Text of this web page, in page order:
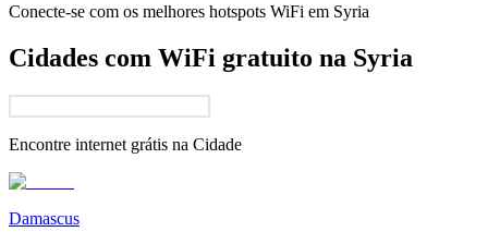
Conecte-se com os melhores hotspots WiFi em Syria
Cidades com WiFi gratuito na Syria
Encontre internet grátis na Cidade
Damascus